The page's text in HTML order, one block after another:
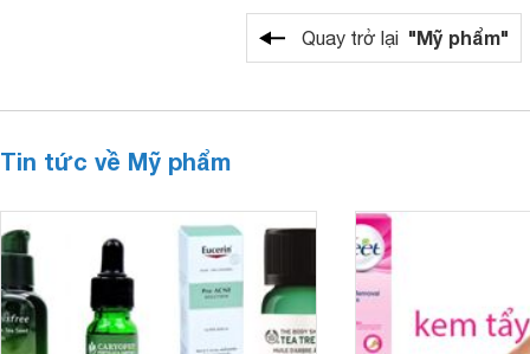
Quay trở lại "Mỹ phẩm"
Tin tức về Mỹ phẩm